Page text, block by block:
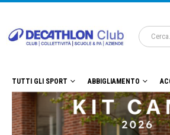
TUTTI GLI SPORT ABBIGLIAMENTO